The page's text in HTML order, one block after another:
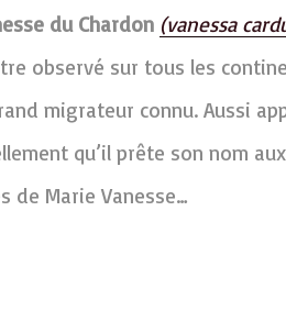
du Chardon (vanessa
observé sur tous les
migrateur connu. Aussi
qu’il prête son nom
de Marie Vanesse…